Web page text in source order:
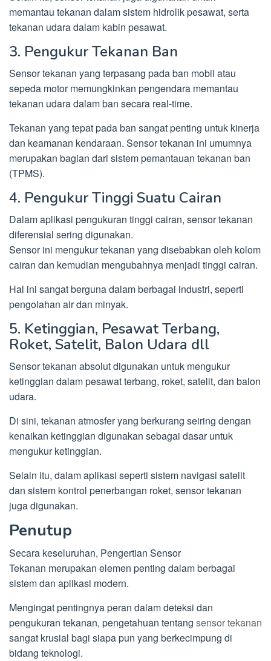
memantau tekanan dalam sistem hidrolik pesawat, serta
tekanan udara dalam kabin pesawat.
3. Pengukur Tekanan Ban
Sensor tekanan yang terpasang pada ban mobil atau
sepeda motor memungkinkan pengendara memantau
tekanan udara dalam ban secara real-time.
Tekanan yang tepat pada ban sangat penting untuk kinerja
dan keamanan kendaraan. Sensor tekanan ini umumnya
merupakan bagian dari sistem pemantauan tekanan ban
(TPMS).
4. Pengukur Tinggi Suatu Cairan
Dalam aplikasi pengukuran tinggi cairan, sensor tekanan
diferensial sering digunakan.
Sensor ini mengukur tekanan yang disebabkan oleh kolom
cairan dan kemudian mengubahnya menjadi tinggi cairan.
Hal ini sangat berguna dalam berbagai industri, seperti
pengolahan air dan minyak.
5. Ketinggian, Pesawat Terbang,
Roket, Satelit, Balon Udara dll
Sensor tekanan absolut digunakan untuk mengukur
ketinggian dalam pesawat terbang, roket, satelit, dan balon
udara.
Di sini, tekanan atmosfer yang berkurang seiring dengan
kenaikan ketinggian digunakan sebagai dasar untuk
mengukur ketinggian.
Selain itu, dalam aplikasi seperti sistem navigasi satelit
dan sistem kontrol penerbangan roket, sensor tekanan
juga digunakan.
Penutup
Secara keseluruhan, Pengertian Sensor
Tekanan merupakan elemen penting dalam berbagai
sistem dan aplikasi modern.
Mengingat pentingnya peran dalam deteksi dan
pengukuran tekanan, pengetahuan tentang sensor tekanan
sangat krusial bagi siapa pun yang berkecimpung di
bidang teknologi.